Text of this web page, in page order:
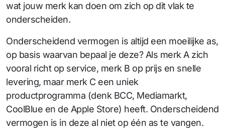
wat jouw merk kan doen om zich op dit vlak te
onderscheiden.
Onderscheidend vermogen is altijd een moeilijke as,
op basis waarvan bepaal je deze? Als merk A zich
vooral richt op service, merk B op prijs en snelle
levering, maar merk C een uniek
productprogramma (denk BCC, Mediamarkt,
CoolBlue en de Apple Store) heeft. Onderscheidend
vermogen is in deze al niet op één as te vangen.